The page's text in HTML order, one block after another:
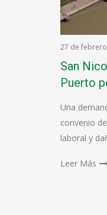
27 de
San
Puerto
Una
convenio
laboral y
Leer Más